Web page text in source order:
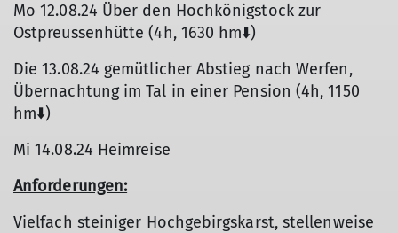
Mo 12.08.24 Über den Hochkönigstock zur
Ostpreussenhütte (4h, 1630 hm⬇️)
Die 13.08.24 gemütlicher Abstieg nach Werfen,
Übernachtung im Tal in einer Pension (4h, 1150
hm⬇️)
Mi 14.08.24 Heimreise
Anforderungen:
Vielfach steiniger Hochgebirgskarst, stellenweise